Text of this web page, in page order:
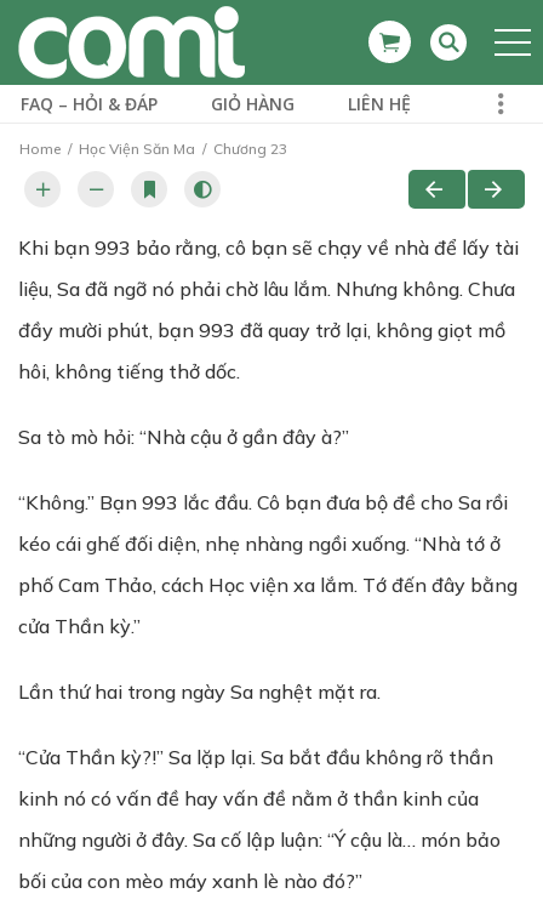
FAQ – HỎI & ĐÁP GIỎ HÀNG LIÊN HỆ
Home Học Viện Săn Ma Chương 23
Khi bạn 993 bảo rằng, cô bạn sẽ chạy về nhà để lấy tài
liệu, Sa đã ngỡ nó phải chờ lâu lắm. Nhưng không. Chưa
đầy mười phút, bạn 993 đã quay trở lại, không giọt mồ
hôi, không tiếng thở dốc.
Sa tò mò hỏi: “Nhà cậu ở gần đây à?”
“Không.” Bạn 993 lắc đầu. Cô bạn đưa bộ đề cho Sa rồi
kéo cái ghế đối diện, nhẹ nhàng ngồi xuống. “Nhà tớ ở
phố Cam Thảo, cách Học viện xa lắm. Tớ đến đây bằng
cửa Thần kỳ.”
Lần thứ hai trong ngày Sa nghệt mặt ra.
“Cửa Thần kỳ?!” Sa lặp lại. Sa bắt đầu không rõ thần
kinh nó có vấn đề hay vấn đề nằm ở thần kinh của
những người ở đây. Sa cố lập luận: “Ý cậu là… món bảo
bối của con mèo máy xanh lè nào đó?”